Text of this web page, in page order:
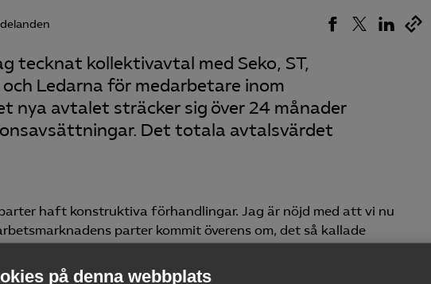
på denna webbplats
tecknat kollektivavtal med Seko, ST,
och Ledarna för medarbetare inom
nya avtalet sträcker sig över 24 månader
Det totala avtalsvärdet
haft konstruktiva förhandlingar. Jag är nöjd med att vi nu
parter kommit överens om, det så kallade
Susanne Svärd Elfström som är ansvarig förhandlare på